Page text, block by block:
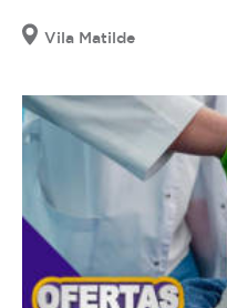
Vila Matilde